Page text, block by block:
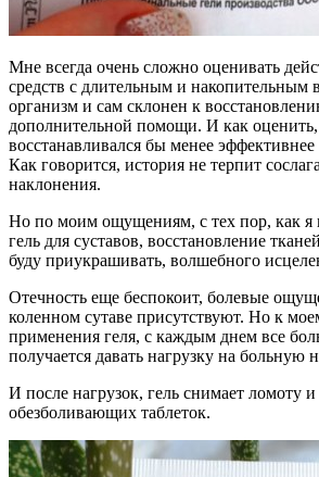
Мне всегда очень сложно оценивать
средств с длительным и накопительным
организм и сам склонен к
дополнительной помощи. И как
восстанавливался бы менее
Как говорится, история не терпит
наклонения.
Но по моим ощущениям, с тех пор, как я
гель для суставов, восстановление
буду приукрашивать, волшебного
Отечность еще беспокоит, болевые
коленном сутаве присутствуют. Но к
применения геля, с каждым днем все
получается давать нагрузку на больную
И после нагрузок, гель снимает ломоту и
обезболивающих таблеток.